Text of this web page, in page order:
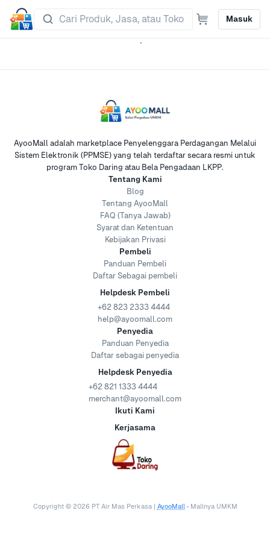
Masuk
AyooMall adalah marketplace Penyelenggara Perdagangan Melalui
Sistem Elektronik (PPMSE) yang telah terdaftar secara resmi untuk
program Toko Daring atau Bela Pengadaan LKPP.
Tentang Kami
Blog
Tentang AyooMall
FAQ (Tanya Jawab)
Syarat dan Ketentuan
Kebijakan Privasi
Pembeli
Panduan Pembeli
Daftar Sebagai pembeli
Helpdesk Pembeli
+62 823 2333 4444
help@ayoomall.com
Penyedia
Panduan Penyedia
Daftar sebagai penyedia
Helpdesk Penyedia
+62 821 1333 4444
merchant@ayoomall.com
Ikuti Kami
Kerjasama
Copyright © 2026 PT Air Mas Perkasa | AyooMall • Mallnya UMKM